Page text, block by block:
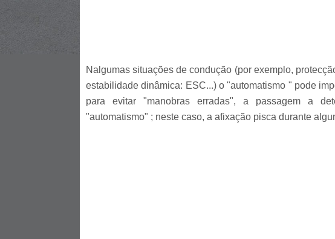
Nalgumas situações de condução (por exemplo,
estabilidade dinâmica: ESC...) o "automatismo " pode
para evitar "manobras erradas", a passagem a
"automatismo" ; neste caso, a afixação pisca durante